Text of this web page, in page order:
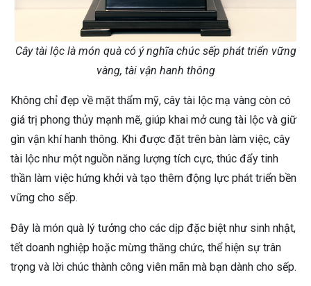
Cây tài lộc là món quà có ý nghĩa chúc sếp phát triển vững
vàng, tài vận hanh thông
Không chỉ đẹp về mặt thẩm mỹ, cây tài lộc mạ vàng còn có
giá trị phong thủy mạnh mẽ, giúp khai mở cung tài lộc và giữ
gìn vận khí hanh thông. Khi được đặt trên bàn làm việc, cây
tài lộc như một nguồn năng lượng tích cực, thúc đẩy tinh
thần làm việc hứng khởi và tạo thêm động lực phát triển bền
vững cho sếp.
Đây là món quà lý tưởng cho các dịp đặc biệt như sinh nhật,
tết doanh nghiệp hoặc mừng thăng chức, thể hiện sự trân
trọng và lời chúc thành công viên mãn mà bạn dành cho sếp.